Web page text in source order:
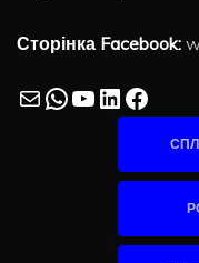
Сторінка Facebook:
MailWhatsApp
YouTube
LinkedIn